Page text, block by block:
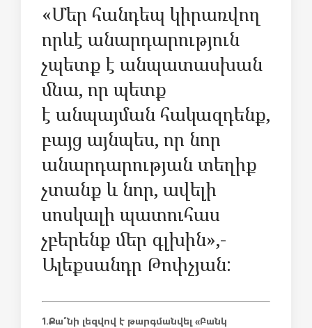
«Մեր հանդեպ կիրառվող
որևէ անարդարություն
չպետք է անպատասխան
մնա, որ պետք
է անպայման հակազդենք,
բայց այնպես, որ նոր
անարդարության տեղիք
չտանք և նոր, ավելի
սոսկալի պատուհաս
չբերենք մեր գլխին»,-
Ալեքսանդր Թոփչյան:
1.Քա՞նի լեզվով է թարգմանվել «Բանկ